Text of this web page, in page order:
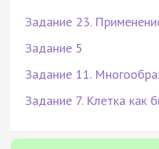
Задание 23.
Задание 5
Задание 11.
Задание 7. Клетка как